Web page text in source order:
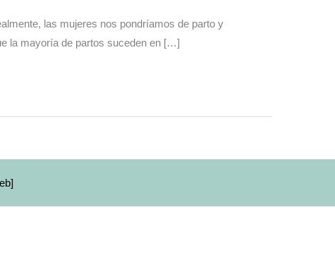
las mujeres nos pondríamos de parto y
la mayoría de partos suceden en […]
]